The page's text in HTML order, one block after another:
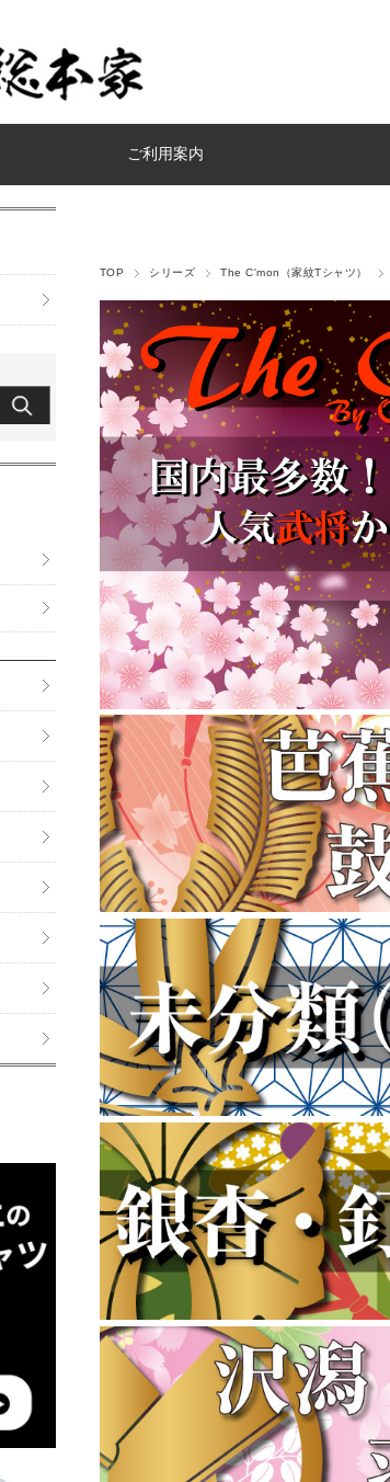
ご利用案内
TOP シリーズ The C'mon（家紋Tシャツ）